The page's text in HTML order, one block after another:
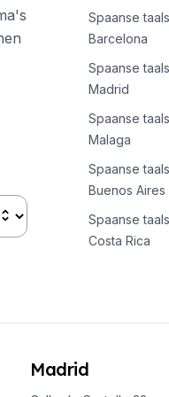
SIELE
Spaans
Spaans
DELE
SIELE
50 programma's.
SIELE
Spaanse
Barcelona
Spaanse
Madrid
Spaanse
Malaga
Spaanse
Buenos Aires
Spaanse
Costa Rica
Madrid